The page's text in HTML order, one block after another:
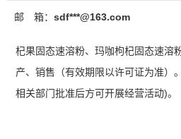
邮 箱： sdf***@163.com
杞果固态速溶粉、玛咖枸杞固态速溶
产、销售（有效期限以许可证为准）
相关部门批准后方可开展经营活动)。